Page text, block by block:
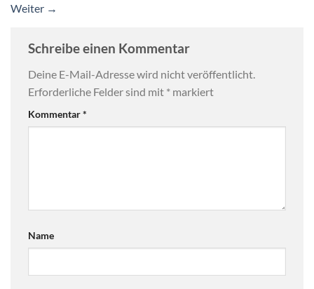
Weiter →
Schreibe einen Kommentar
Deine E-Mail-Adresse wird nicht veröffentlicht.
Erforderliche Felder sind mit * markiert
Kommentar*
Name